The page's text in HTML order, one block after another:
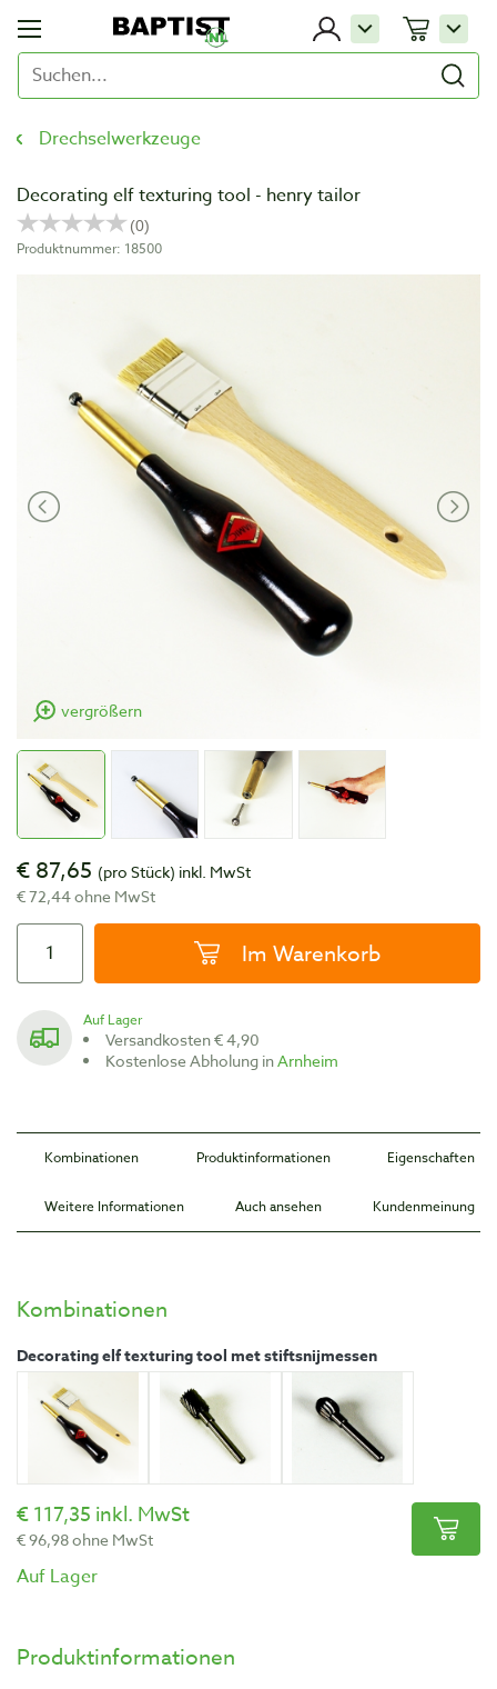
Drechselwerkzeuge
Decorating elf texturing tool - henry tailor
Produktnummer: 18500
vergrößern
€ 87,65 (pro Stück) inkl. MwSt
€ 72,44 ohne MwSt
Im Warenkorb
Auf Lager
Versandkosten € 4,90
Kostenlose Abholung inArnheim
Kombinationen Produktinformationen Eigenschaften
Weitere Informationen Auch ansehen Kundenmeinung
Kombinationen
Decorating elf texturing tool met stiftsnijmessen
117,35 inkl. MwSt
96,98 ohne MwSt
Auf Lager
Produktinformationen